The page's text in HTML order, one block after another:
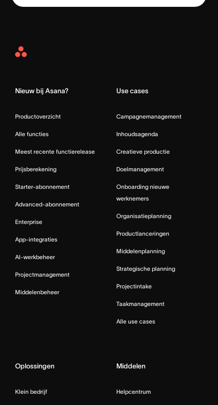
Asana
Nieuw bij Asana?
Productoverzicht
Alle functies
Meest recente functierelease
Prijsberekening
Starter-abonnement
Advanced-abonnement
Enterprise
App-integraties
AI-werkbeheer
Projectmanagement
Middelenbeheer
Use cases
Campagnemanagement
Inhoudsagenda
Creatieve productie
Doelmanagement
Onboarding nieuwe
werknemers
Organisatieplanning
Productlanceringen
Middelenplanning
Strategische planning
Projectintake
Taakmanagement
Alle use cases
Oplossingen
Klein bedrijf
Middelen
Helpcentrum